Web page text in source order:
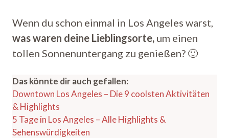
Wenn du schon einmal in Los Angeles warst,
was waren deine Lieblingsorte, um einen
tollen Sonnenuntergang zu genießen? 🙂
Das könnte dir auch gefallen:
Downtown Los Angeles – Die 9 coolsten Aktivitäten
& Highlights
5 Tage in Los Angeles – Alle Highlights &
Sehenswürdigkeiten